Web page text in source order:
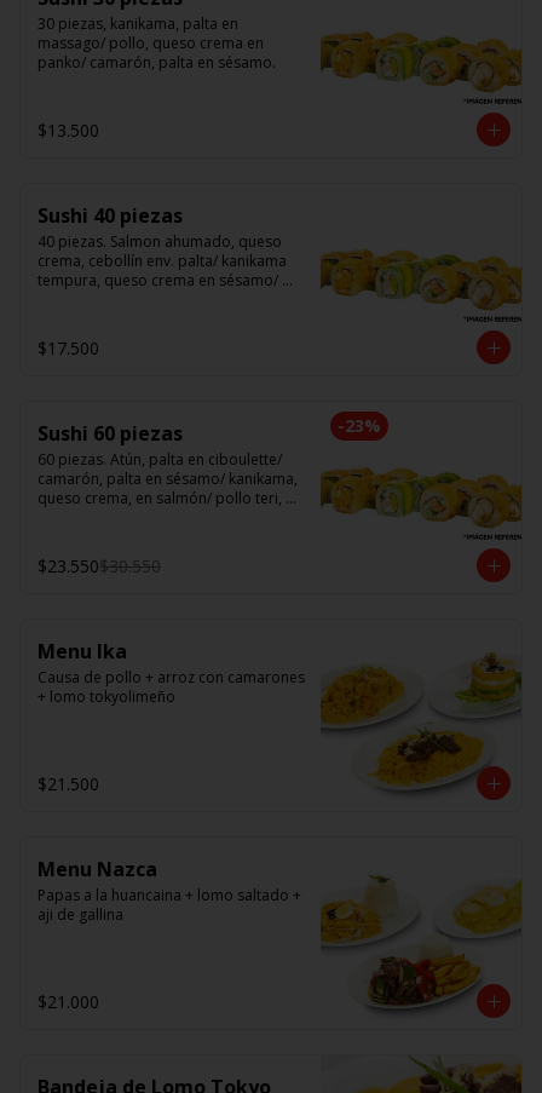
30 piezas, kanikama, palta en
massago/ pollo, queso crema en
panko/ camarón, palta en sésamo.
$13.500
Sushi 40 piezas
40 piezas. Salmon ahumado, queso
crema, cebollín env. palta/ kanikama
tempura, queso crema en sésamo/
$17.500
-23%
Sushi 60 piezas
60 piezas. Atún, palta en ciboulette/
camarón, palta en sésamo/ kanikama,
queso crema, en salmón/ pollo teri,
panko/ camarón, queso crema, en
panko.
$23.550$30.550
Menu Ika
Causa de pollo + arroz con camarones
+ lomo tokyolimeño
$21.500
Menu Nazca
Papas a la huancaina + lomo saltado +
aji de gallina
$21.000
Bandeja de Lomo Tokyo